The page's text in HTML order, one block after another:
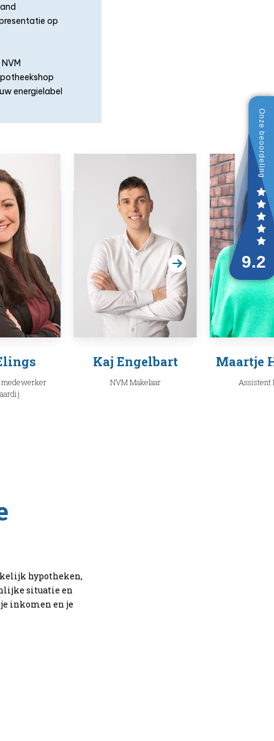
op
energielabel
Kaj Engelbart
NVM Makelaar
Maartje
Assistent
hypotheken,
situatie en
inkomen en je